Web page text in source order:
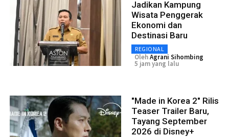
Jadikan Kampung
Wisata Penggerak
Ekonomi dan
Destinasi Baru
REGIONAL
OlehAgrani Sihombing
5 jam yang lalu
"Made in Korea 2" Rilis
Teaser Trailer Baru,
Tayang September
2026 di Disney+